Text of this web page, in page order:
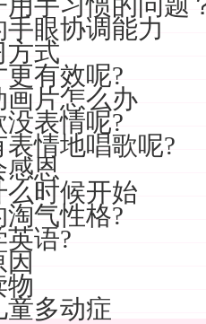
眼协调能力
方式
有效呢?
画片怎么办
表情呢?
情地唱歌呢?
恩
时候开始
气性格?
语?
物
童多动症